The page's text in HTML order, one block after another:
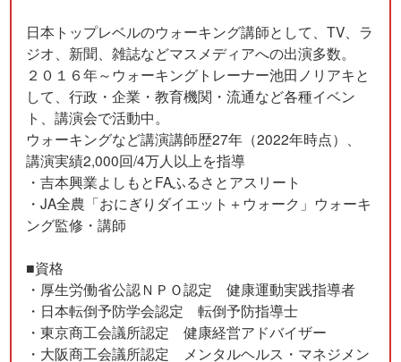
日本トップレベルのウォーキング講師として、TV、ラ
ジオ、新聞、雑誌などマスメディアへの出演多数。
２０１６年～ウォーキングトレーナー池田ノリアキと
して、行政・企業・教育機関・流通など各種イベン
ト、講演会で活動中。
ウォーキングなど講演講師歴27年（2022年時点）、
講演実績2,000回/4万人以上を指導
・吉本興業よしもとFAふるさとアスリート
・JA全農「おにぎりダイエット＋ウォーク」ウォーキ
ング監修・講師
■資格
・厚生労働省公認ＮＰＯ認定 健康運動実践指導者
・日本転倒予防学会認定 転倒予防指導士
・東京商工会議所認定 健康経営アドバイザー
・大阪商工会議所認定 メンタルヘルス・マネジメン